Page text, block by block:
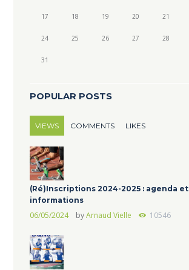
17 18 19 20 21
24 25 26 27 28
31
POPULAR POSTS
VIEWS COMMENTS LIKES
(Ré)Inscriptions 2024-2025 : agenda et
informations
06/05/2024 byArnaud Vielle 10546